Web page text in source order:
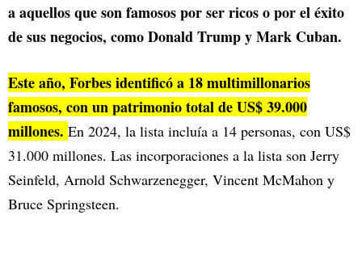
a aquellos que son famosos por ser ricos o por el éxito
de sus negocios, como Donald Trump y Mark Cuban.
Este año, Forbes identificó a 18 multimillonarios
famosos, con un patrimonio total de US$ 39.000
millones. En 2024, la lista incluía a 14 personas, con US$
31.000 millones. Las incorporaciones a la lista son Jerry
Seinfeld, Arnold Schwarzenegger, Vincent McMahon y
Bruce Springsteen.